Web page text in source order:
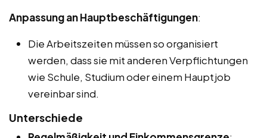
Anpassung an Hauptbeschäftigungen:
Die Arbeitszeiten müssen so organisiert
werden, dass sie mit anderen Verpflichtungen
wie Schule, Studium oder einem Hauptjob
vereinbar sind.
Unterschiede